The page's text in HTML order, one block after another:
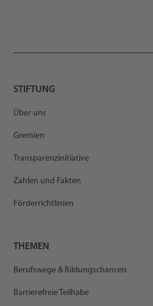
STIFTUNG
Über uns
Gremien
Transparenzinitiative
Zahlen und Fakten
Förderrichtlinien
THEMEN
Berufswege & Bildungschancen
Barrierefreie Teilhabe